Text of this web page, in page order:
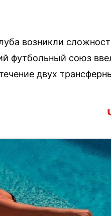
возникли
футбольный союз
двух